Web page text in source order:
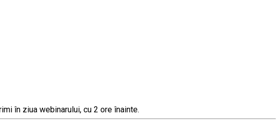
în ziua webinarului, cu 2 ore înainte.